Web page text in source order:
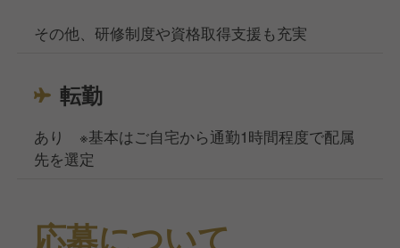
その他、研修制度や資格取得支援も充実
転勤
あり ※基本はご自宅から通勤1時間程度で配属
先を選定
応募について